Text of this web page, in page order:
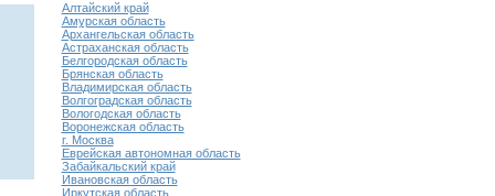
Алтайский край
Амурская область
Архангельская область
Астраханская область
Белгородская область
Брянская область
Владимирская область
Волгоградская область
Вологодская область
Воронежская область
г. Москва
Еврейская автономная область
Забайкальский край
Ивановская область
Иркутская область